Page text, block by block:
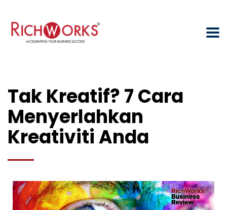
Tak Kreatif? 7 Cara
Menyerlahkan
Kreativiti Anda